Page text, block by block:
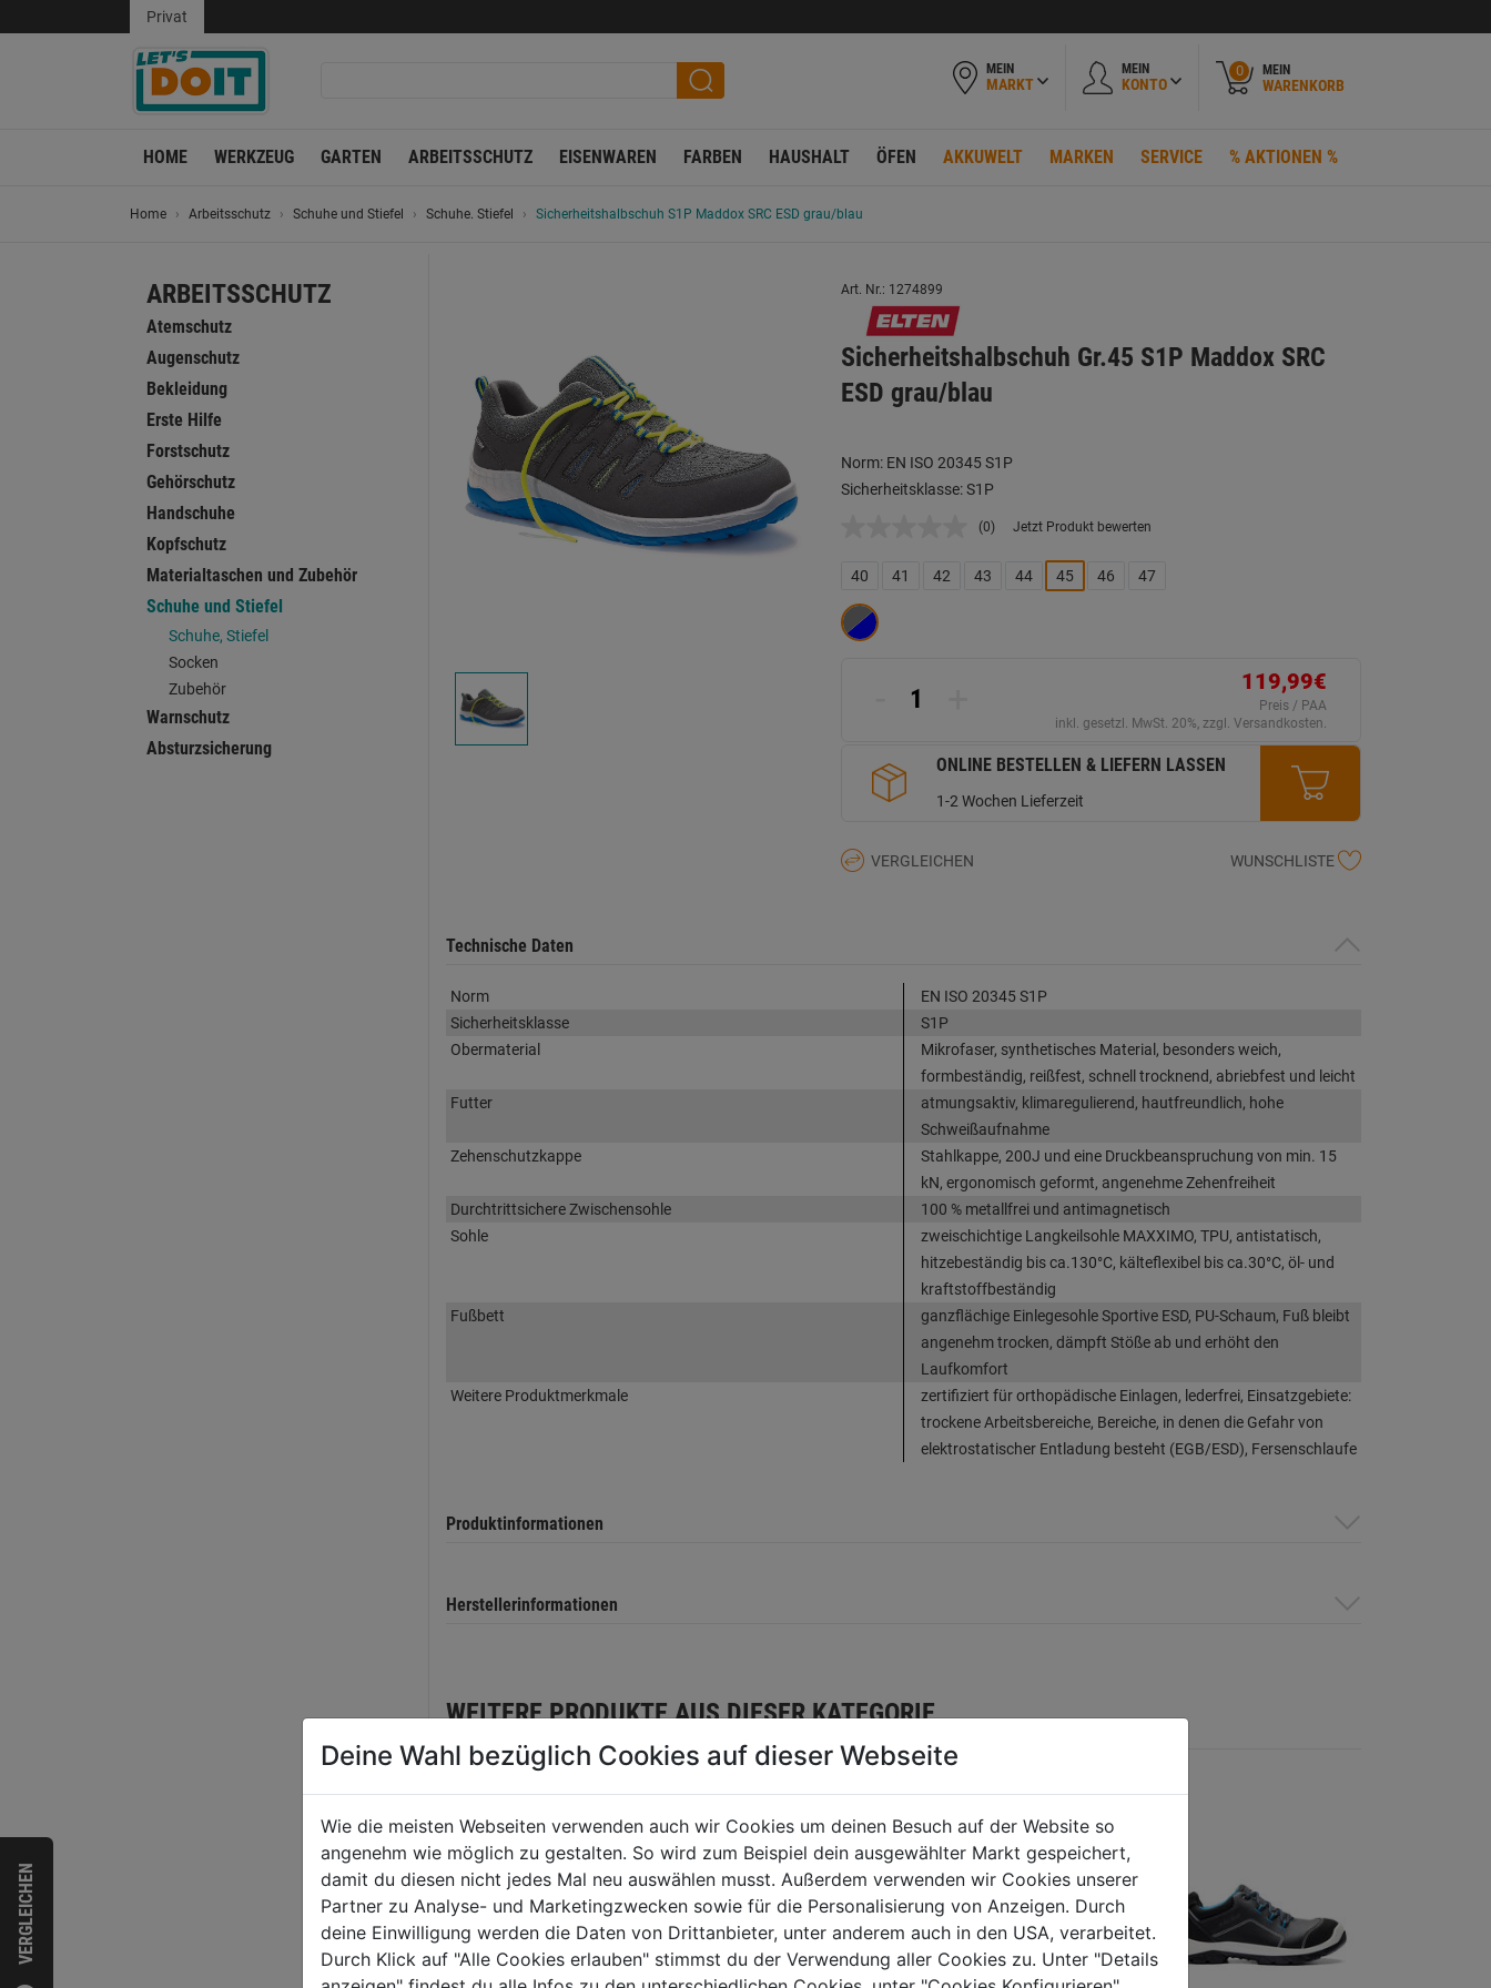
VERGLEICHEN
Privat
MEIN
MARKT
MEIN
KONTO
0 MEIN
WARENKORB
HOME WERKZEUG GARTEN ARBEITSSCHUTZ EISENWAREN FARBEN HAUSHALT ÖFEN AKKUWELT MARKEN SERVICE % AKTIONEN %
Home Arbeitsschutz Schuhe und Stiefel Schuhe. Stiefel Sicherheitshalbschuh S1P Maddox SRC ESD grau/blau
ARBEITSSCHUTZ
Atemschutz
Augenschutz
Bekleidung
Erste Hilfe
Forstschutz
Gehörschutz
Handschuhe
Kopfschutz
Materialtaschen und Zubehör
Schuhe und Stiefel
Schuhe, Stiefel
Socken
Zubehör
Warnschutz
Absturzsicherung
Art. Nr.: 1274899
Sicherheitshalbschuh Gr.45 S1P Maddox SRC
ESD grau/blau
Norm: EN ISO 20345 S1P
Sicherheitsklasse: S1P
Kein
Link
auf
(0) Jetzt Produkt bewerten
40 41 42 43 44 45 46 47
119,99€
Preis / PAA
inkl. gesetzl. MwSt. 20%, zzgl. Versandkosten.
ONLINE BESTELLEN & LIEFERN LASSEN
1-2 Wochen Lieferzeit
VERGLEICHEN WUNSCHLISTE
Technische Daten
Norm
EN ISO 20345 S1P
Sicherheitsklasse
S1P
Obermaterial
Mikrofaser, synthetisches Material, besonders weich,
formbeständig, reißfest, schnell trocknend, abriebfest und leicht
Futter
atmungsaktiv, klimaregulierend, hautfreundlich, hohe
Schweißaufnahme
Zehenschutzkappe
Stahlkappe, 200J und eine Druckbeanspruchung von min. 15
kN, ergonomisch geformt, angenehme Zehenfreiheit
Durchtrittsichere Zwischensohle
100 % metallfrei und antimagnetisch
Sohle
zweischichtige Langkeilsohle MAXXIMO, TPU, antistatisch,
hitzebeständig bis ca.130°C, kälteflexibel bis ca.30°C, öl- und
kraftstoffbeständig
Fußbett
ganzflächige Einlegesohle Sportive ESD, PU-Schaum, Fuß bleibt
angenehm trocken, dämpft Stöße ab und erhöht den
Laufkomfort
Weitere Produktmerkmale
zertifiziert für orthopädische Einlagen, lederfrei, Einsatzgebiete:
trockene Arbeitsbereiche, Bereiche, in denen die Gefahr von
elektrostatischer Entladung besteht (EGB/ESD), Fersenschlaufe
Produktinformationen
Herstellerinformationen
WEITERE PRODUKTE AUS DIESER KATEGORIE
Deine Wahl bezüglich Cookies auf dieser Webseite
Wie die meisten Webseiten verwenden auch wir Cookies um deinen Besuch auf der Website so
angenehm wie möglich zu gestalten. So wird zum Beispiel dein ausgewählter Markt gespeichert,
damit du diesen nicht jedes Mal neu auswählen musst. Außerdem verwenden wir Cookies unserer
Partner zu Analyse- und Marketingzwecken sowie für die Personalisierung von Anzeigen. Durch
deine Einwilligung werden die Daten von Drittanbieter, unter anderem auch in den USA, verarbeitet.
Durch Klick auf "Alle Cookies erlauben" stimmst du der Verwendung aller Cookies zu. Unter "Details